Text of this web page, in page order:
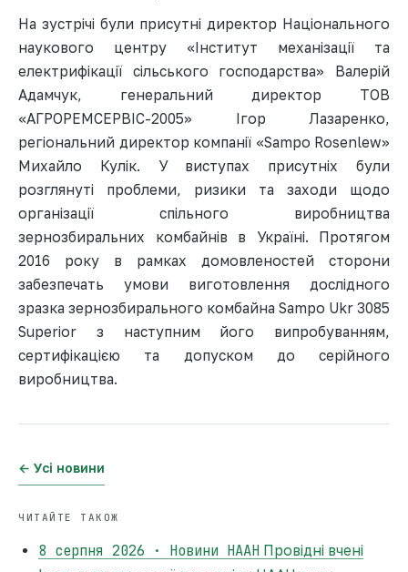
На зустрічі були присутні директор Національного
наукового центру «Інститут механізації та
електрифікації сільського господарства» Валерій
Адамчук, генеральний директор ТОВ
«АГРОРЕМСЕРВІС-2005» Ігор Лазаренко,
регіональний директор компанії «Sampo Rosenlew»
Михайло Кулік. У виступах присутніх були
розглянуті проблеми, ризики та заходи щодо
організації спільного виробництва
зернозбиральних комбайнів в Україні. Протягом
2016 року в рамках домовленостей сторони
забезпечать умови виготовлення дослідного
зразка зернозбирального комбайна Sampo Ukr 3085
Superior з наступним його випробуванням,
сертифікацією та допуском до серійного
виробництва.
← Усі новини
ЧИТАЙТЕ ТАКОЖ
8 серпня 2026 · Новини НААН Провідні вчені